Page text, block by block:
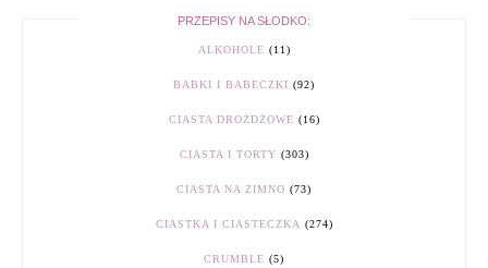
PRZEPISY NA SŁODKO:
ALKOHOLE (11)
BABKI I BABECZKI (92)
CIASTA DROŻDŻOWE (16)
CIASTA I TORTY (303)
CIASTA NA ZIMNO (73)
CIASTKA I CIASTECZKA (274)
CRUMBLE (5)